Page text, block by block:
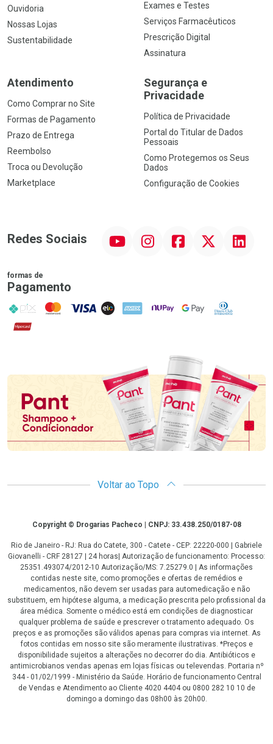
Ouvidoria
Nossas Lojas
Sustentabilidade
Exames e Testes
Serviços Farmacêuticos
Prescrição Digital
Assinatura
Atendimento
Como Comprar no Site
Formas de Pagamento
Prazo de Entrega
Reembolso
Troca ou Devolução
Marketplace
Segurança e
Privacidade
Política de Privacidade
Portal do Titular de Dados
Pessoais
Como Protegemos os Seus
Dados
Configuração de Cookies
Redes Sociais InstagramFacebookTwitter Linkedin
formas de
Pagamento
PIX MasterCard
VISA ELO AMEX NuPay Google PayDiners Club
Hipercard
Promoção em Destaque
Voltar ao Topo
CopyrightCopyright © Drogarias Pacheco | CNPJ: 33.438.250/0187-08
Rio de Janeiro - RJ: Rua do Catete, 300 - Catete - CEP: 22220-000 | Gabriele
Giovanelli - CRF 28127 | 24 horas| Autorização de funcionamento: Processo:
25351.493074/2012-10 Autorização/MS: 7.25279.0 | As informações
contidas neste site, como promoções e ofertas de remédios e
medicamentos, não devem ser usadas para automedicação e não
substituem, em hipótese alguma, a medicação prescrita pelo profissional da
área médica. Somente o médico está em condições de diagnosticar
qualquer problema de saúde e prescrever o tratamento adequado. Os
preços e as promoções são válidos apenas para compras via internet. As
fotos contidas em nosso site são meramente ilustrativas. *Preços e
disponibilidade sujeitos a alterações no decorrer do dia. Antibióticos e
antimicrobianos vendas apenas em lojas físicas ou televendas. Portaria nº
344 - 01/02/1999 - Ministério da Saúde. Horário de funcionamento Central
de Vendas e Atendimento ao Cliente 4020 4404 ou 0800 282 10 10 de
domingo a domingo das 08h00 às 20h00.